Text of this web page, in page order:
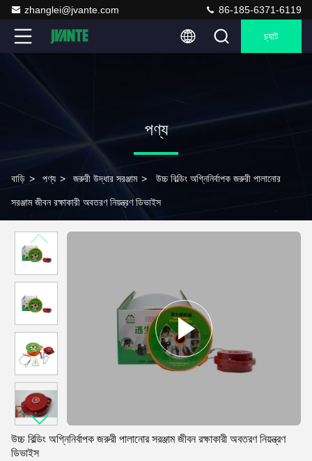
zhanglei@jvante.com 86-185-6371-6119
চ্যাট
পণ্য
বাড়ি > পণ্য > জরুরী উদ্ধার সরঞ্জাম > উচ্চ বিল্ডিং অগ্নিনির্বাপক জরুরী পালানোর
সরঞ্জাম জীবন রক্ষাকারী অবতরণ নিয়ন্ত্রণ ডিভাইস
উচ্চ বিল্ডিং অগ্নিনির্বাপক জরুরী পালানোর সরঞ্জাম জীবন রক্ষাকারী অবতরণ নিয়ন্ত্রণ
ডিভাইস